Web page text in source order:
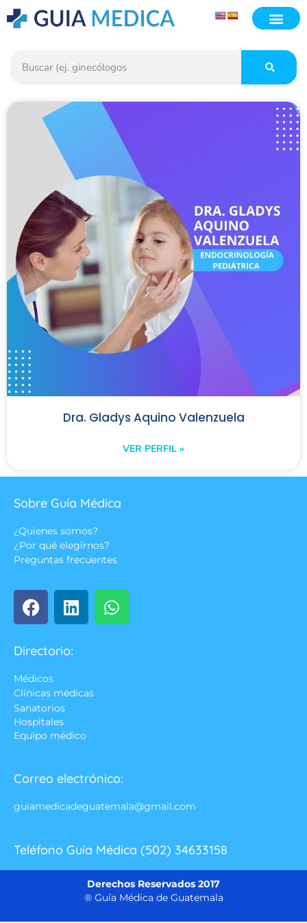
Dra. Gladys Aquino Valenzuela
VER PERFIL »
Sobre Guía Médica
¿Quienes somos?
¿Por qué elegirnos?
Preguntas frecuentes
Directorio:
Médicos
Clínicas médicas
Sanatorios
Hospitales
Equipo médico
Correo electrónico:
guiamedicadeguatemala@gmail.com
Teléfono Guía Médica (502) 34633158
Derechos Reservados 2017
® Guía Médica de Guatemala